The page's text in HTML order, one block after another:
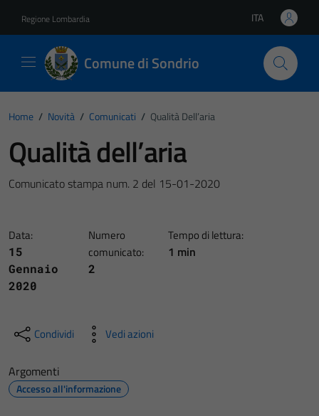
Regione Lombardia Lingua attiva:
ITA
Comune di Sondrio
Home / Novità / Comunicati / Qualità Dell’aria
Qualità dell’aria
Comunicato stampa num. 2 del 15-01-2020
Data:
15
Gennaio
2020
Numero
comunicato:
2
Tempo di lettura:
1 min
Condividi Vedi azioni
Argomenti
Accesso all'informazione